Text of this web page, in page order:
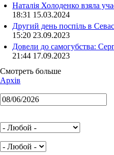
Наталія Холоденко взяла
18:31 15.03.2024
Другий день поспіль в
15:20 23.09.2023
Довели до самогубства:
21:44 17.09.2023
Смотреть больше
Архів